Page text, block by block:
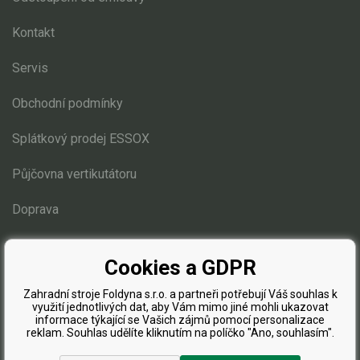
Náhradní díly
Zahradní traktory
Náhradní díly Challenge
Díly pro motory
Mulčovací žací ústrojí 110 cm
Přední náprava, řízení
Elektro instalace
Sběrný koš
Kontakt
Servis
Obchodní podmínky
Splátkový prodej ESSOX
Půjčovna vertikutátoru
Doprava
Blog
Cookies a GDPR
Zahradní stroje Foldyna s.r.o. a partneři potřebují Váš souhlas k
využití jednotlivých dat, aby Vám mimo jiné mohli ukazovat
informace týkající se Vašich zájmů pomocí personalizace
reklam. Souhlas udělíte kliknutím na políčko "Ano, souhlasím".